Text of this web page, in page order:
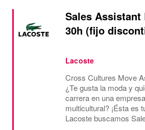
Sales Assistant
30h (fijo
Lacoste
Cross Cultures Move
¿Te gusta la moda y
carrera en una
multicultural? ¡Ésta es
Lacoste buscamos